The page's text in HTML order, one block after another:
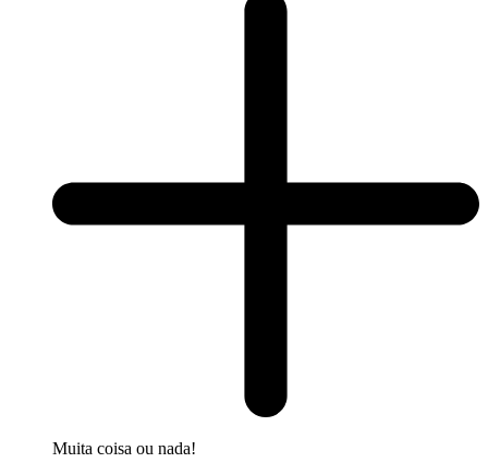
Muita coisa ou nada!